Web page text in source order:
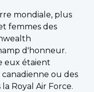
mondiale, plus
femmes des
d'honneur.
eux étaient
ou des
Royal Air Force.